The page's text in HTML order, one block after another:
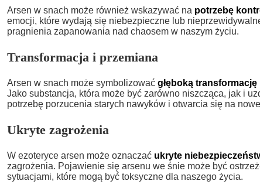
Arsen w snach może również wskazywać na potrzebę
emocji, które wydają się niebezpieczne lub
pragnienia zapanowania nad chaosem w naszym życiu.
Transformacja i przemiana
Arsen w snach może symbolizować głęboką transformację
Jako substancja, która może być zarówno niszcząca, jak i
potrzebę porzucenia starych nawyków i otwarcia się na
Ukryte zagrożenia
W ezoteryce arsen może oznaczać ukryte
zagrożenia. Pojawienie się arsenu we śnie może być
sytuacjami, które mogą być toksyczne dla naszego życia.